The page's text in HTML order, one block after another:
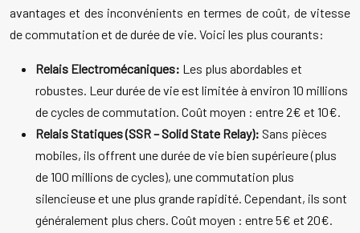
avantages et des inconvénients en termes de coût, de vitesse
de commutation et de durée de vie. Voici les plus courants:
Relais Electromécaniques: Les plus abordables et
robustes. Leur durée de vie est limitée à environ 10 millions
de cycles de commutation. Coût moyen : entre 2€ et 10€.
Relais Statiques (SSR – Solid State Relay): Sans pièces
mobiles, ils offrent une durée de vie bien supérieure (plus
de 100 millions de cycles), une commutation plus
silencieuse et une plus grande rapidité. Cependant, ils sont
généralement plus chers. Coût moyen : entre 5€ et 20€.